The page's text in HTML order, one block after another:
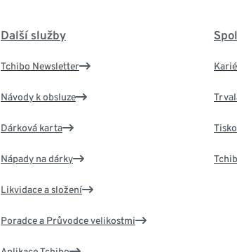
Další služby
Tchibo Newsletter
Návody k obsluze
Dárková karta
Nápady na dárky
Likvidace a složení
Poradce a Průvodce velikostmi